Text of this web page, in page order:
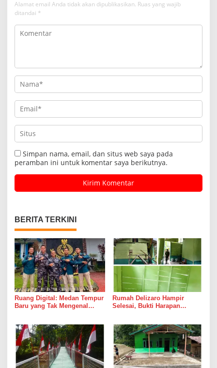
Alamat email Anda tidak akan dipublikasikan. Ruas yang wajib
ditandai *
Simpan nama, email, dan situs web saya pada
peramban ini untuk komentar saya berikutnya.
BERITA TERKINI
Ruang Digital: Medan Tempur
Baru yang Tak Mengenal
Rumah Delizaro Hampir
Selesai, Bukti Harapan